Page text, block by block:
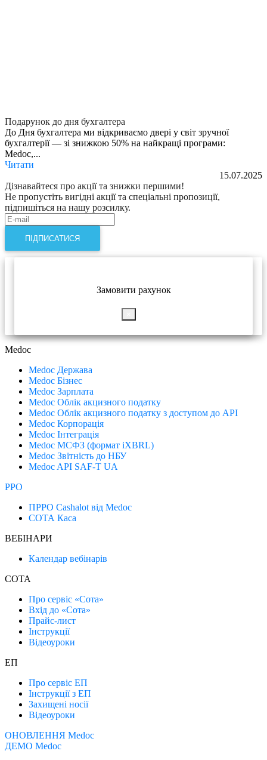
Подарунок до дня бухгалтера
До Дня бухгалтера ми відкриваємо двері у світ зручної
бухгалтерії — зі знижкою 50% на найкращі програми:
Medoc,...
Читати
15.07.2025
Дізнавайтеся про акції та знижки першими!
Не пропустіть вигідні акції та спеціальні пропозиції,
підпишіться на нашу розсилку.
ПІДПИСАТИСЯ
Замовити рахунок
Medoc
Medoc Держава
Medoc Бізнес
Medoc Зарплата
Medoc Облік акцизного податку
Medoc Облік акцизного податку з доступом до API
Medoc Корпорація
Medoc Інтеграція
Medoc МСФЗ (формат іХBRL)
Medoc Звітність до НБУ
Medoc API SAF-T UA
РРО
ПРРО Cashalot від Medoc
СОТА Каса
ВЕБІНАРИ
Календар вебінарів
СОТА
Про сервіс «Сота»
Вхід до «Сота»
Прайс-лист
Інструкції
Відеоуроки
ЕП
Про сервіс ЕП
Інструкції з ЕП
Захищені носії
Відеоуроки
ОНОВЛЕННЯ Medoc
ДЕМО Medoc